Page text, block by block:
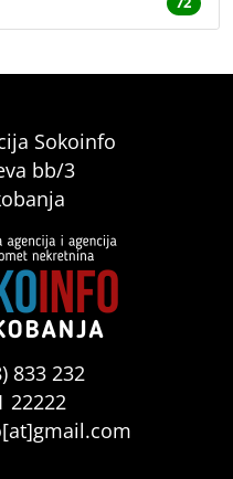
Sokoinfo
bb/3
833 232
22222